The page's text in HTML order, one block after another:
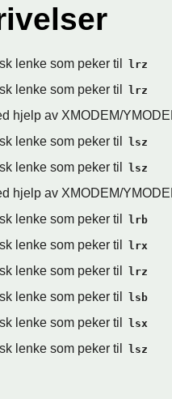
lenke som peker til lrz
lenke som peker til lrz
hjelp av XMODEM/
lenke som peker til lsz
lenke som peker til lsz
hjelp av XMODEM/
lenke som peker til lrb
lenke som peker til lrx
lenke som peker til lrz
lenke som peker til lsb
lenke som peker til lsx
lenke som peker til lsz